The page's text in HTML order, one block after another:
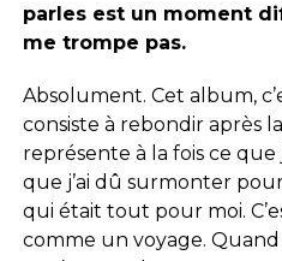
parles est un moment
me trompe pas.
Absolument. Cet album,
consiste à rebondir après
représente à la fois ce que
que j’ai dû surmonter
qui était tout pour moi.
comme un voyage.